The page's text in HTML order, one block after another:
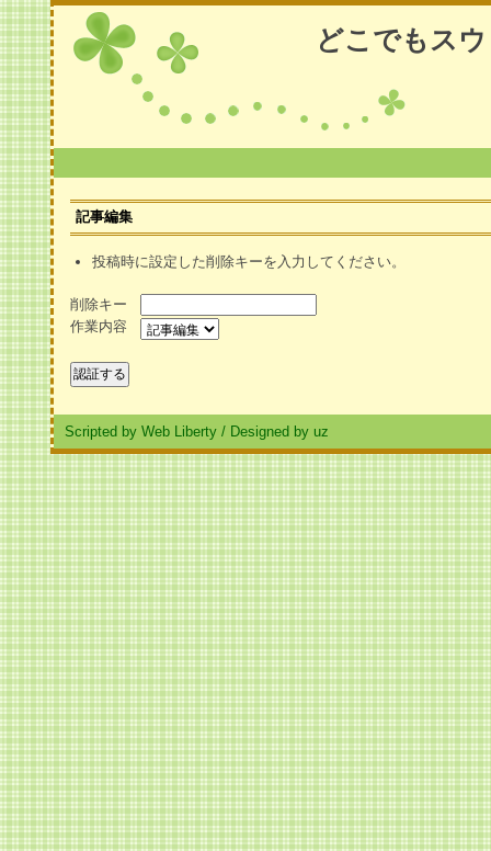
どこでもス
記事編集
投稿時に設定した削除キーを入力してください。
削除キー
作業内容
Scripted by Web Liberty / Designed by uz